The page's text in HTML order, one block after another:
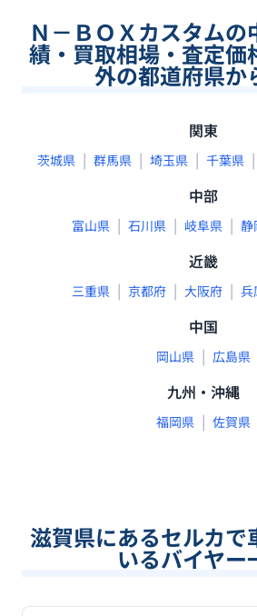
Ｎ－ＢＯＸカスタムの
績・買取相場・査定価
外の都道府県か
関東
茨城県 | 群馬県 | 埼玉県 | 千葉県 |
中部
富山県 | 石川県 | 岐阜県 | 静
近畿
三重県 | 京都府 | 大阪府 | 兵
中国
岡山県 | 広島県
九州・沖縄
福岡県 | 佐賀県
滋賀県にあるセルカで
いるバイヤー